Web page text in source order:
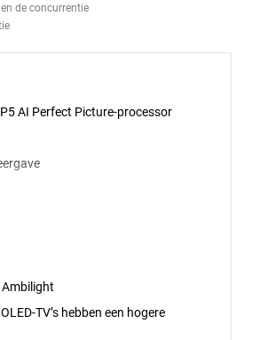
de concurrentie
AI Perfect Picture-processor
TV’s hebben een hogere